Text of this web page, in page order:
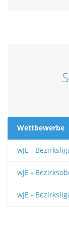
Wettbewerbe
wJE -
wJE -
wJE -